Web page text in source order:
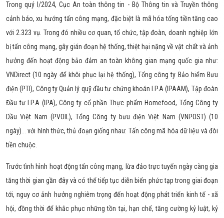
Trong quý I/2024, Cục An toàn thông tin - Bộ Thông tin và Truyền thông
cảnh báo, xu hướng tấn công mạng, đặc biệt là mã hóa tống tiền tăng cao
với 2.323 vụ. Trong đó nhiều cơ quan, tổ chức, tập đoàn, doanh nghiệp lớn
bị tấn công mạng, gây gián đoạn hệ thống, thiệt hại nặng về vật chất và ảnh
hưởng đến hoạt động bảo đảm an toàn không gian mạng quốc gia như:
VNDirect (10 ngày để khôi phục lại hệ thống), Tổng công ty Bảo hiểm Bưu
điện (PTI), Công ty Quản lý quỹ đầu tư chứng khoán I.P.A (IPAAM), Tập đoàn
Đầu tư I.P.A (IPA), Công ty cổ phần Thực phẩm Homefood, Tổng Công ty
Dầu Việt Nam (PVOIL), Tổng Công ty bưu điện Việt Nam (VNPOST) (10
ngày)... với hình thức, thủ đoạn giống nhau: Tấn công mã hóa dữ liệu và đòi
tiền chuộc.
Trước tình hình hoạt động tấn công mạng, lừa đảo trực tuyến ngày càng gia
tăng thời gian gần đây và có thể tiếp tục diễn biến phức tạp trong giai đoạn
tới, nguy cơ ảnh hưởng nghiêm trọng đến hoạt động phát triển kinh tế - xã
hội, đồng thời để khắc phục những tồn tại, hạn chế, tăng cường kỷ luật, kỷ